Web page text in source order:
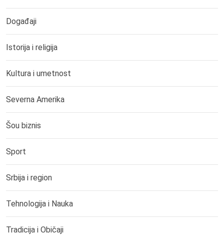
Događaji
Istorija i religija
Kultura i umetnost
Severna Amerika
Šou biznis
Sport
Srbija i region
Tehnologija i Nauka
Tradicija i Običaji